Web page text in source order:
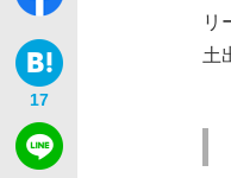
17
リ
土